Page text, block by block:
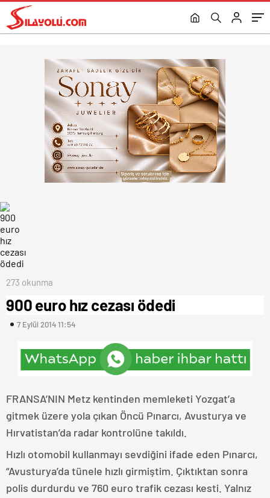
273 okunma
900 euro hız cezası ödedi
7 Eylül 2014 11:54
FRANSA’NIN Metz kentinden memleketi Yozgat’a
gitmek üzere yola çıkan Öncü Pınarcı, Avusturya ve
Hırvatistan’da radar kontrolüne takıldı.
Hızlı otomobil kullanmayı sevdiğini ifade eden Pınarcı,
“Avusturya’da tünele hızlı girmiştim. Çıktıktan sonra
polis durdurdu ve 760 euro trafik cezası kesti. Yalnız